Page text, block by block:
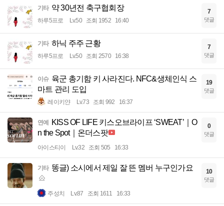
기타 약 30년전 축구협회장
하루5프로 Lv.50 조회 1952 16:40
7
댓글
기타 하닉 주주 근황
하루5프로 Lv.50 조회 2570 16:38
7
댓글
이슈 육군 총기함 키 사라진다. NFC&생체인식 스
마트 관리 도입
레이키얀 Lv.73 조회 992 16:37
19
댓글
연예 KISS OF LIFE 키스오브라이프 ‘SWEAT’｜O
n the Spot｜온더스팟
아이스티이 Lv.32 조회 505 16:33
0
댓글
기타 똥글) 소시에서 제일 잘 뜬 멤버 누구인가요
주성치 Lv.87 조회 1611 16:33
10
댓글